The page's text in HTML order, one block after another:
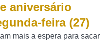
aniversário
feira (27)
mais a espera para sacar